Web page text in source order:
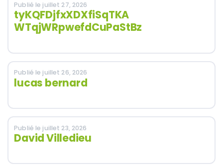
Publié le juillet 27, 2026
tyKQFDjfxXDXfiSqTKA
WTqjWRpwefdCuPaStBz
Publié le juillet 26, 2026
lucas bernard
Publié le juillet 23, 2026
David Villedieu